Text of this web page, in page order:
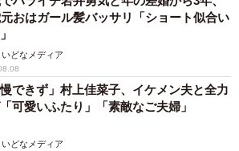
おはガール髪バッサリ「ショート似合い
いどなメディア
慢できず」村上佳菜子、イケメン夫と全力
可愛いふたり」「素敵なご夫婦」
いどなメディア